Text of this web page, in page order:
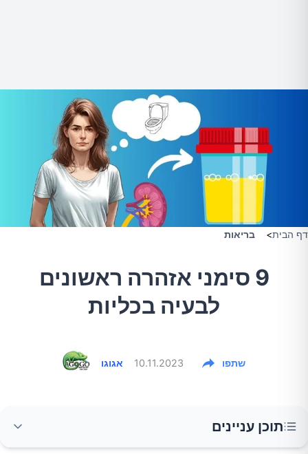
דף הבית> בריאות
9 סימני אזהרה ראשונים
לבעיה בכליות
אגוגו 10.11.2023 שתפו
תוכן עניינים